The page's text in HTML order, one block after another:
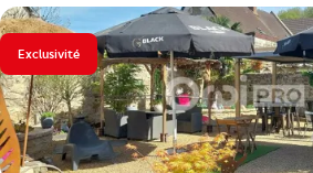
Exclusivité